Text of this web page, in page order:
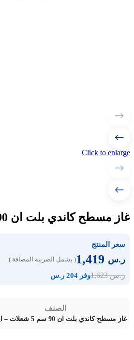
Click to enlarge
غاز مسطح كاندي بلت ان 90 سم 5 شعلات – ايطالي CHG938WPX SASO
سعر المنتج
ر.س ( يشمل الضريبة المضافة )
ر.س1,623 وفر 204 ر.س
الصنف
غاز مسطح كاندي بلت ان 90 سم 5 شعلات – ايطالي